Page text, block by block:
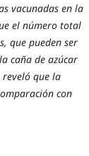
vacunadas en la
el número total
que pueden ser
caña de azúcar
reveló que la
con